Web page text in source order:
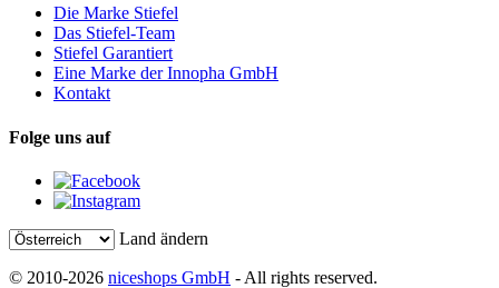
Die Marke Stiefel
Das Stiefel-Team
Stiefel Garantiert
Eine Marke der Innopha GmbH
Kontakt
Folge uns auf
Land ändern
© 2010-2026 niceshops GmbH - All rights reserved.